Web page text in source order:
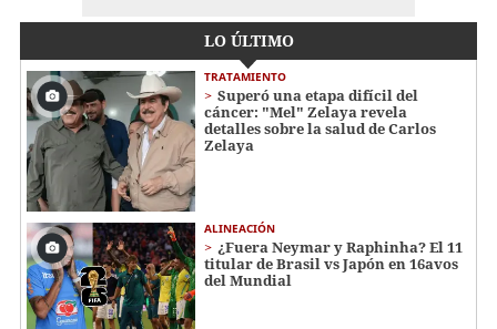
LO ÚLTIMO
TRATAMIENTO
Superó una etapa difícil del
cáncer: "Mel" Zelaya revela
detalles sobre la salud de Carlos
Zelaya
ALINEACIÓN
¿Fuera Neymar y Raphinha? El 11
titular de Brasil vs Japón en 16avos
del Mundial